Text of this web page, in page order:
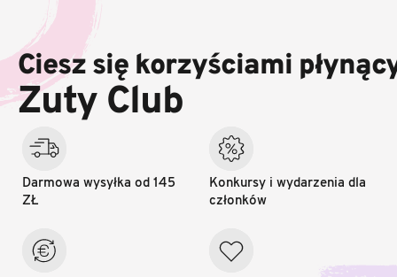
p
k
a
Ciesz się korzyściami
Zuty Club
Darmowa wysyłka od 145
ZŁ
Konkursy i wydarzenia dla
członków